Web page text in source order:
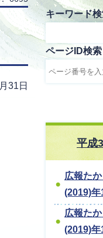
31日
キーワード
ページID検索
平成
広報た
(2019)
広報た
(2019)